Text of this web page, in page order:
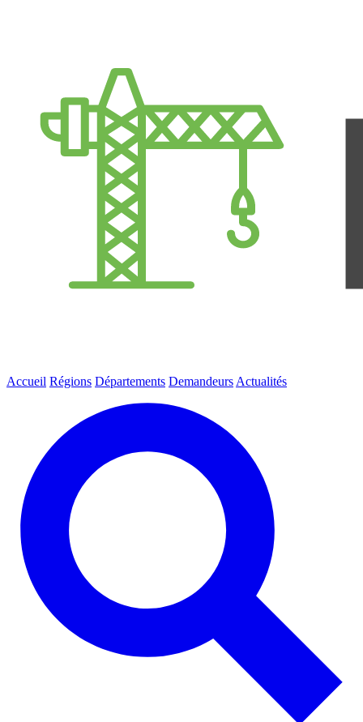
Accueil Régions Départements Demandeurs Actualités